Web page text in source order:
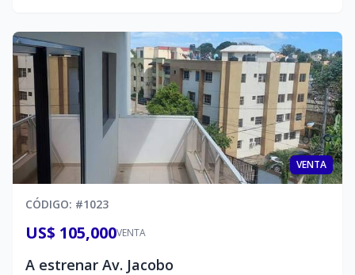
VENTA
CÓDIGO: #1023
VENTA
US$ 105,000
A estrenar Av. Jacobo